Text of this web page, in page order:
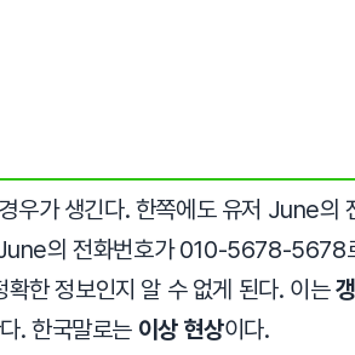
우가 생긴다. 한쪽에도 유저 June
의 전화번호가 010-5678-5678
한 정보인지 알 수 없게 된다. 이는
. 한국말로는 이상 현상이다.